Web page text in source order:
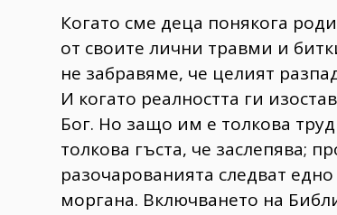
Когато сме деца понякога
от своите лични травми и
не забравяме, че целият
И когато реалността ги
Бог. Но защо им е толкова
толкова гъста, че заслепява;
разочарованията следват
моргана. Включването на